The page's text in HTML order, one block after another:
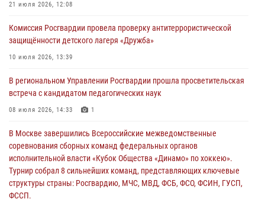
безопасности во время празднования Дня ВДВ
улицу Труда
31 июля 2026, 13:53
Всероссийского конкурса профессионального мастерства среди
сотрудников вневедомственной охраны Росгвардии, Псковские
Росгвардейцы одержали победу
30 июля 2026, 05:10
21 июля 2026, 12:08
Комиссия Росгвардии провела проверку антитеррористической
защищённости детского лагеря «Дружба»
10 июля 2026, 13:39
В региональном Управлении Росгвардии прошла просветительская
встреча с кандидатом педагогических наук
08 июля 2026, 14:33 1
В Москве завершились Всероссийские межведомственные
соревнования сборных команд федеральных органов
исполнительной власти «Кубок Общества «Динамо» по хоккею».
Турнир собрал 8 сильнейших команд, представляющих ключевые
структуры страны: Росгвардию, МЧС, МВД, ФСБ, ФСО, ФСИН, ГУСП,
ФССП.